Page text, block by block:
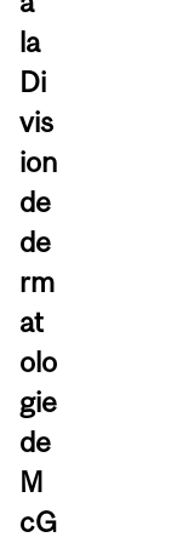
la
Di
vis
ion
de
de
rm
at
olo
gie
de
M
cG